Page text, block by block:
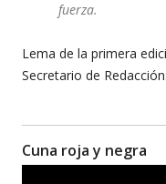
fuerza.
Lema de la primera
Secretario de
Cuna roja y negra